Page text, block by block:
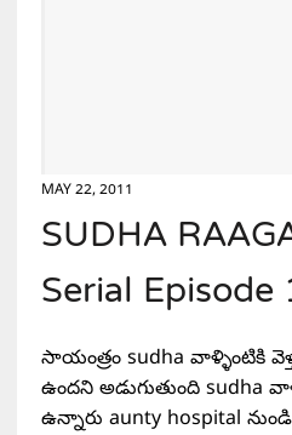
MAY 22, 2011
SUDHA
Serial
సాయంత్రం sudha వాళ్ళింటికి
ఉందని అడుగుతుంది sudha
ఉన్నారు aunty hospital